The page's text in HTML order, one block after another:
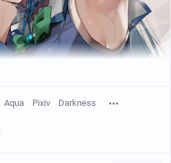
Aqua Pixiv Darkness